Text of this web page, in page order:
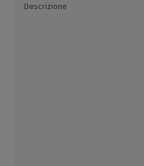
Descrizione